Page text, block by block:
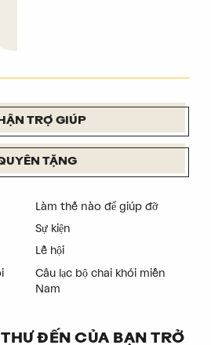
TRỢ GIÚP
TẶNG
Làm thế nào để giúp đỡ
Sự kiện
Lễ hội
Câu lạc bộ chai khói miền
Nam
ĐẾN CỦA BẠN TRỞ